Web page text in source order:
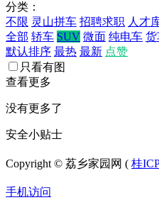
分类：
不限 灵山拼车 招聘求职 人才
全部 轿车 SUV 微面 纯电车 货
默认排序 最热 最新 点赞
只看有图
查看更多
没有更多了
安全小贴士
Copyright © 荔乡家园网 ( 桂
手机访问